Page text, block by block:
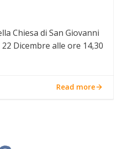
Chiesa di San Giovanni
Dicembre alle ore 14,30
Read more